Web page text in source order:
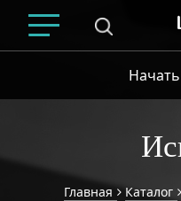
Главная Каталог